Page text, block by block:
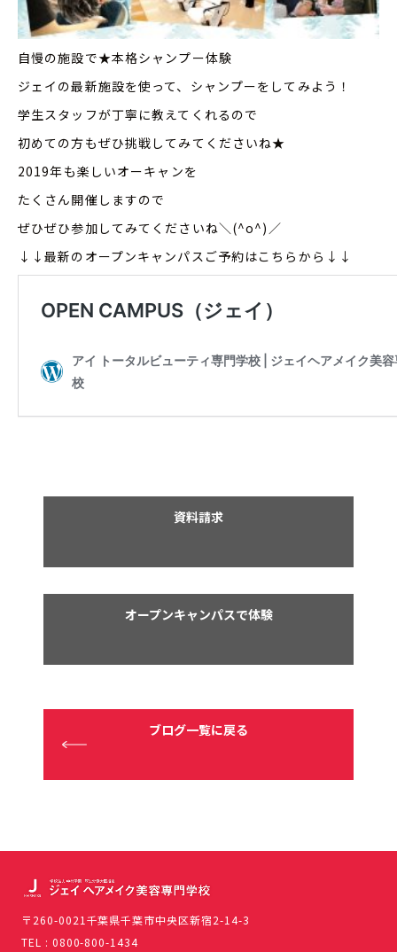
自慢の施設で★本格シャンプー体験
ジェイの最新施設を使って、シャンプーをしてみよう！
学生スタッフが丁寧に教えてくれるので
初めての方もぜひ挑戦してみてくださいね★
2019年も楽しいオーキャンを
たくさん開催しますので
ぜひぜひ参加してみてくださいね＼(^o^)／
↓↓最新のオープンキャンパスご予約はこちらから↓↓
資料請求
オープンキャンパスで体験
ブログ一覧に戻る
〒260-0021千葉県千葉市中央区新宿2-14-3
TEL : 0800-800-1434